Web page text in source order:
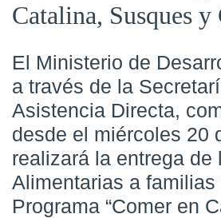
Catalina, Susques y
El Ministerio de
a través de la
Asistencia Directa,
desde el miércoles 20
realizará la entrega de
Alimentarias a familias
Programa “Comer en